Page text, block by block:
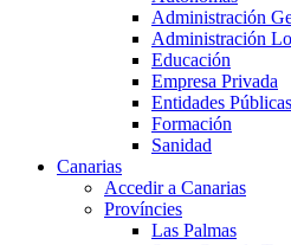
Administración
Administración
Educación
Empresa Privada
Entidades
Formación
Sanidad
Canarias
Accedir a Canarias
Províncies
Las Palmas